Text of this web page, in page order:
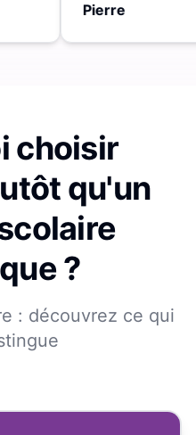
Pierre
choisir
qu'un
?
: découvrez ce qui